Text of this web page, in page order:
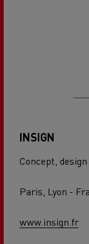
INSIGN
Concept, design
Paris, Lyon -
www.insign.fr